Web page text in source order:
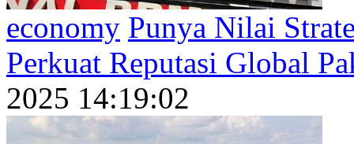
economy Punya Nilai
Perkuat Reputasi Global
2025 14:19:02